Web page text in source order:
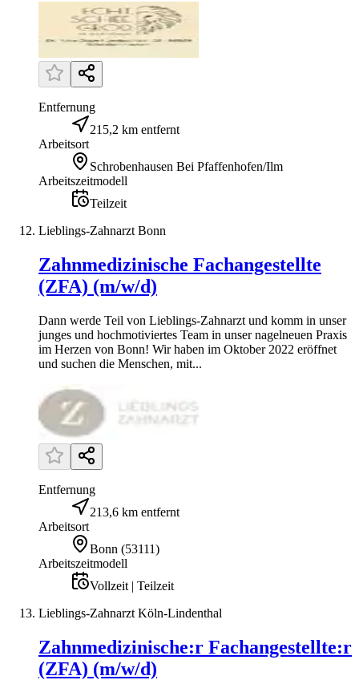
Entfernung
215,2 km entfernt
Arbeitsort
Schrobenhausen Bei Pfaffenhofen/Ilm
Arbeitszeitmodell
Teilzeit
Lieblings-Zahnarzt Bonn
Zahnmedizinische Fachangestellte
(ZFA) (m/w/d)
Dann werde Teil von Lieblings-Zahnarzt und komm in unser
junges und hochmotiviertes Team in unser nagelneuen Praxis
im Herzen von Bonn! Wir haben im Oktober 2022 eröffnet
und suchen die Menschen, mit...
Entfernung
213,6 km entfernt
Arbeitsort
Bonn (53111)
Arbeitszeitmodell
Vollzeit | Teilzeit
Lieblings-Zahnarzt Köln-Lindenthal
Zahnmedizinische:r Fachangestellte:r
(ZFA) (m/w/d)